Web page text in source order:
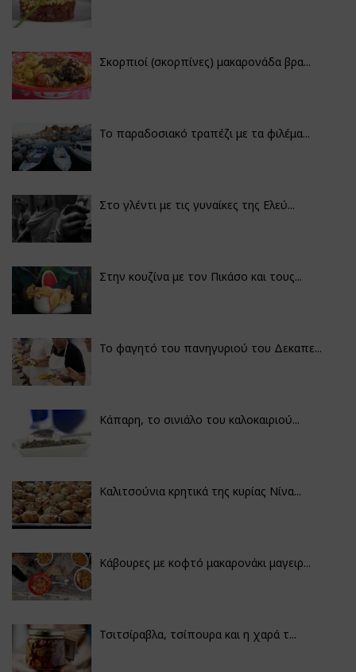
Σκορπιοί (σκορπίνες) μακαρονάδα βρα...
Το παραδοσιακό τραπέζι με τα φιλέμα...
Στο γλέντι με τις γυναίκες της Ελεύ...
Στην κουζίνα με τον Πικάσο και τους...
Το φαγητό του πανηγυριού του Δεκαπε...
Κάπαρη, το σινιάλο του καλοκαιριού...
Καλιτσούνια κρητικά της κυρίας Νίνα...
Κάβουρες με κοφτό μακαρονάκι μαγειρ...
Τσιτσίραβλα, τσίπουρα και η χαρά τ...